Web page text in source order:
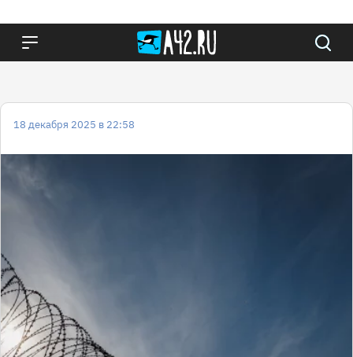
18 декабря 2025 в 22:58